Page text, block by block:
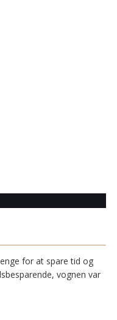
for at spare tid og
vognen var